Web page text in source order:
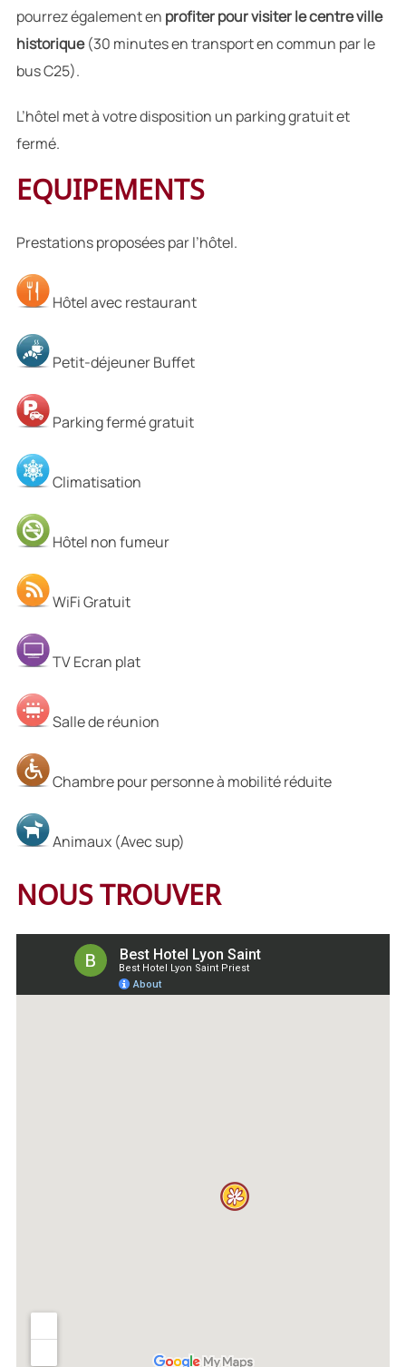
pourrez également en profiter pour visiter le centre ville
historique(30 minutes en transport en commun par le
bus C25).
L’hôtel met à votre disposition un parking gratuit et
fermé.
EQUIPEMENTS
Prestations proposées par l’hôtel.
Hôtel avec restaurant
Petit-déjeuner Buffet
Parking fermé gratuit
Climatisation
Hôtel non fumeur
WiFi Gratuit
TV Ecran plat
Salle de réunion
Chambre pour personne à mobilité réduite
Animaux (Avec sup)
NOUS TROUVER